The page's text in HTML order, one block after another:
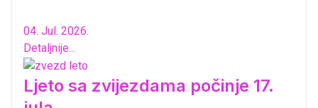
04. Jul. 2026.
Detaljnije...
Ljeto sa zvijezdama počinje 17.